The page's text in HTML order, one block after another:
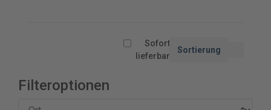
Sofort
lieferbar
Sortierung
Filteroptionen